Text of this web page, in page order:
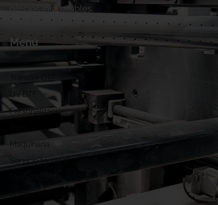
precios inigualables.
Menú
UV DTF
Personalización
Maquinaria
Servicio técnico
¿Cómo funcionamos?